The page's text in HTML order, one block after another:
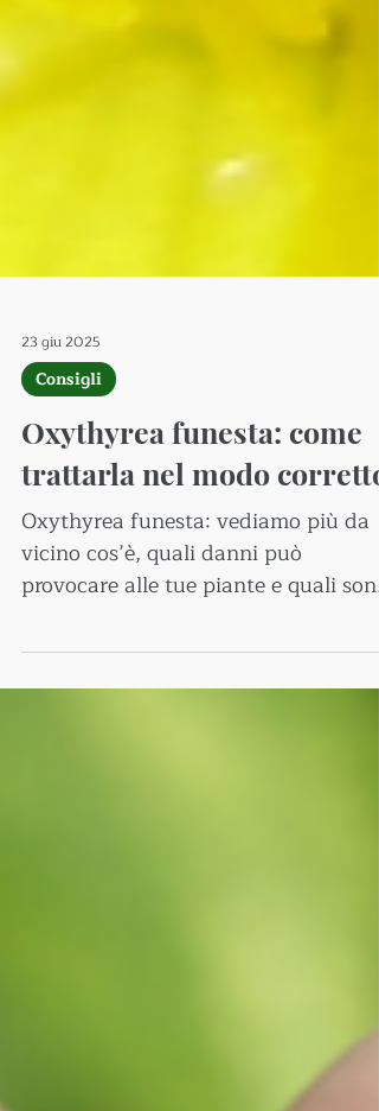
23 giu 2025
Consigli
Oxythyrea funesta: come
trattarla nel modo corretto
vicino cos’è, quali danni può
provocare alle tue piante e quali sono